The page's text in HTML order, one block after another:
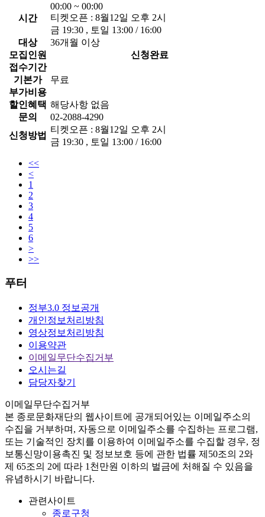
시간
00:00 ~ 00:00
티켓오픈 : 8월12일 오후 2시
금 19:30 , 토일 13:00 / 16:00
대상
36개월 이상
모집인원
신청완료
접수기간
기본가
무료
부가비용
할인혜택 해당사항 없음
문의
02-2088-4290
신청방법
티켓오픈 : 8월12일 오후 2시
금 19:30 , 토일 13:00 / 16:00
<<
<
1
2
3
4
5
6
>
>>
푸터
정부3.0 정보공개
개인정보처리방침
영상정보처리방침
이용약관
이메일무단수집거부
오시는길
담당자찾기
이메일무단수집거부
본 종로문화재단의 웹사이트에 공개되어있는 이메일주소의
수집을 거부하며, 자동으로 이메일주소를 수집하는 프로그램,
또는 기술적인 장치를 이용하여 이메일주소를 수집할 경우, 정
보통신망이용촉진 및 정보보호 등에 관한 법률 제50조의 2와
제 65조의 2에 따라 1천만원 이하의 벌금에 처해질 수 있음을
유념하시기 바랍니다.
관련사이트
종로구청